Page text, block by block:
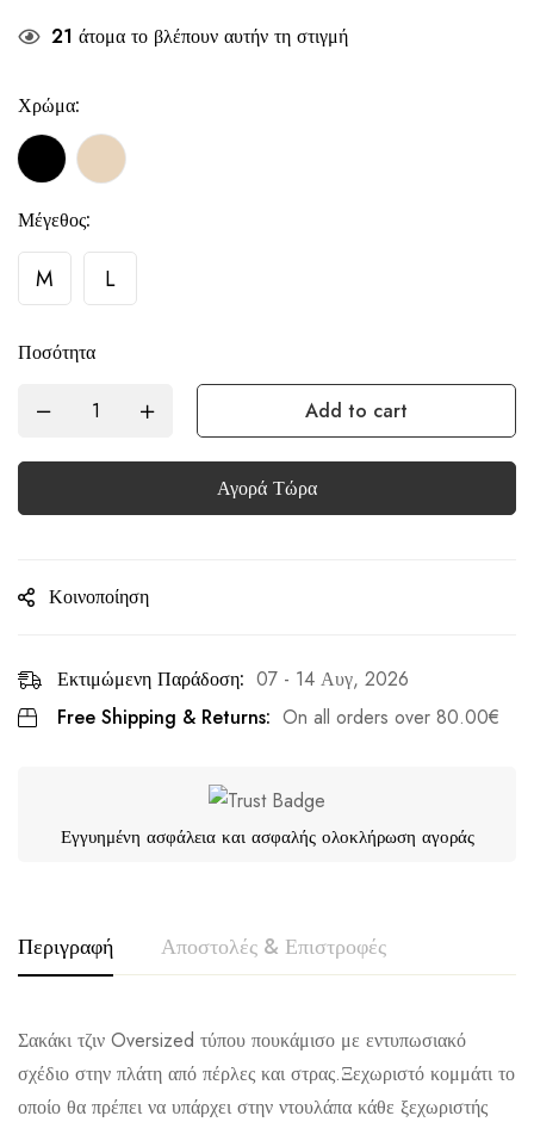
21 άτομα το βλέπουν αυτήν τη στιγμή
Χρώμα:
Μέγεθος:
M L
Ποσότητα
Add to cart
Αγορά Τώρα
Κοινοποίηση
Εκτιμώμενη Παράδοση: 07 - 14 Αυγ, 2026
Free Shipping & Returns: On all orders over 80.00€
Εγγυημένη ασφάλεια και ασφαλής ολοκλήρωση αγοράς
Περιγραφή Αποστολές & Επιστροφές
Σακάκι τζιν Oversized τύπου πουκάμισο με εντυπωσιακό
σχέδιο στην πλάτη από πέρλες και στρας.Ξεχωριστό κομμάτι το
οποίο θα πρέπει να υπάρχει στην ντουλάπα κάθε ξεχωριστής